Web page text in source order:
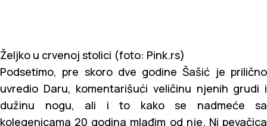
Željko u crvenoj stolici (foto: Pink.rs)
Podsetimo, pre skoro dve godine Šašić je prilično
uvredio Daru, komentarišući veličinu njenih grudi i
dužinu nogu, ali i to kako se nadmeće sa
kolegenicama 20 godina mlađim od nje. Ni pevačica